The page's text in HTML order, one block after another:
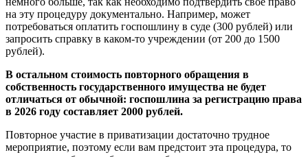
на эту процедуру документально. Например, может
потребоваться оплатить госпошлину в суде (300 рублей) или
запросить справку в каком-то учреждении (от 200 до 1500
рублей).
В остальном стоимость повторного обращения в
собственность государственного имущества не будет
отличаться от обычной: госпошлина за регистрацию права
в 2026 году составляет 2000 рублей.
Повторное участие в приватизации достаточно трудное
мероприятие, поэтому если вам предстоит эта процедура, то